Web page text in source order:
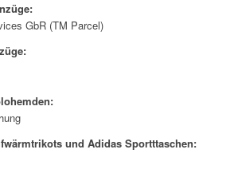
GbR (TM Parcel)
und Adidas Sportttaschen: